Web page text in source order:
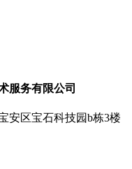
服务有限公司
安区宝石科技园b栋3楼